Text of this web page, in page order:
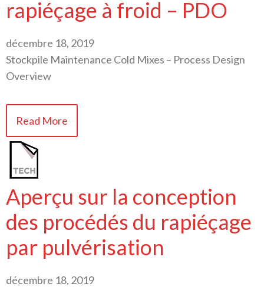
rapiéçage à froid – PDO
décembre 18, 2019
Stockpile Maintenance Cold Mixes – Process Design
Overview
Read More
Aperçu sur la conception
des procédés du rapiéçage
par pulvérisation
décembre 18, 2019